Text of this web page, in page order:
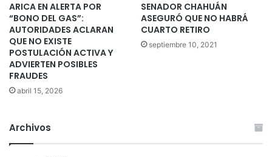
ARICA EN ALERTA POR
“BONO DEL GAS”:
AUTORIDADES ACLARAN
QUE NO EXISTE
POSTULACIÓN ACTIVA Y
ADVIERTEN POSIBLES
FRAUDES
abril 15, 2026
SENADOR CHAHUÁN
ASEGURÓ QUE NO HABRÁ
CUARTO RETIRO
septiembre 10, 2021
Archivos